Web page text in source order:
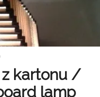
z kartonu /
lamp